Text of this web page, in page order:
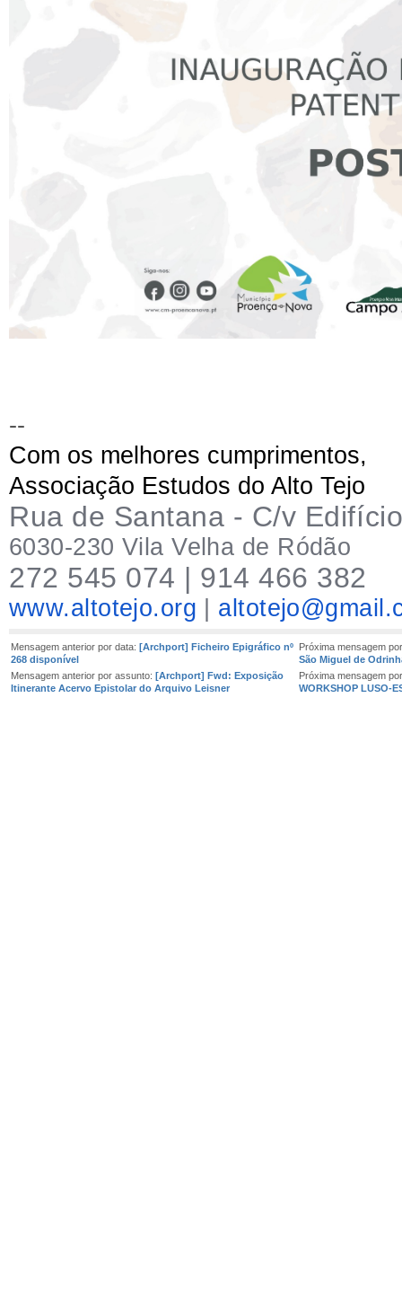
--
Com os melhores cumprimentos,
Associação Estudos do Alto Tejo
Rua de Santana - C/v
6030-230 Vila Velha de Ródão
272 545 074 | 914 466 382
www.altotejo.org
Mensagem anterior por data: [Archport] Ficheiro Epigráfico nº
268 disponível
Próxima mensagem
São Miguel de
Mensagem anterior por assunto: [Archport] Fwd: Exposição
Itinerante Acervo Epistolar do Arquivo Leisner
Próxima mensagem
WORKSHOP LUSO-